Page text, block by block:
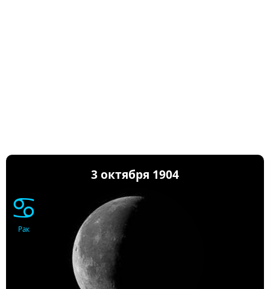
3 октября 1904
♋
Рак